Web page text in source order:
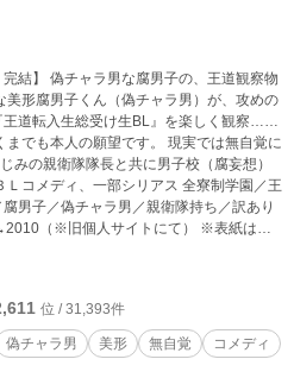
完結】 偽チャラ男な腐男子の、王道観察物
王道転入生総受け生BL』を楽しく観察……
みの親衛隊隊長と共に男子校（腐妄想）
ディ、一部シリアス 全寮制学園／王
男子／偽チャラ男／親衛隊持ち／訳あり
さんです。
位 / 31,393件
偽チャラ男 美形 無自覚
コメディ